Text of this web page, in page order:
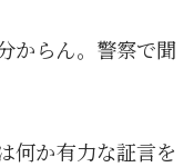
からん。警察で聞
何か有力な証言を